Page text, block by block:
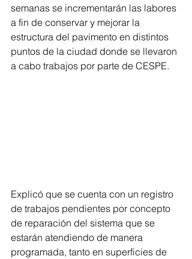
semanas se incrementarán las labores
a fin de conservar y mejorar la
estructura del pavimento en distintos
puntos de la ciudad donde se llevaron
a cabo trabajos por parte de CESPE.
Explicó que se cuenta con un registro
de trabajos pendientes por concepto
de reparación del sistema que se
estarán atendiendo de manera
programada, tanto en superficies de